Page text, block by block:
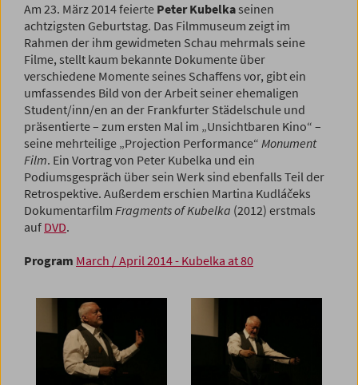
Am 23. März 2014 feierte Peter Kubelkaseinen
achtzigsten Geburtstag. Das Filmmuseum zeigt im
Rahmen der ihm gewidmeten Schau mehrmals seine
Filme, stellt kaum bekannte Dokumente über
verschiedene Momente seines Schaffens vor, gibt ein
umfassendes Bild von der Arbeit seiner ehemaligen
Student/inn/en an der Frankfurter Städelschule und
präsentierte – zum ersten Mal im „Unsichtbaren Kino“ –
seine mehrteilige „Projection Per­formance“ Monument
Film. Ein Vortrag von Peter Kubelka und ein
Podiumsgespräch über sein Werk sind ebenfalls Teil der
Retrospektive. Außerdem erschien Martina Kudláčeks
Dokumentarfilm Fragments of Kubelka (2012) erstmals
auf DVD.
Program March / April 2014 - Kubelka at 80